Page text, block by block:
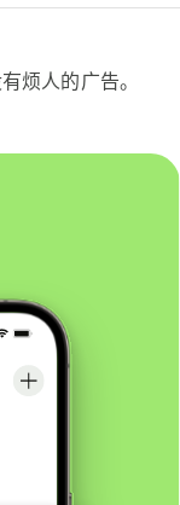
烦人的广告。